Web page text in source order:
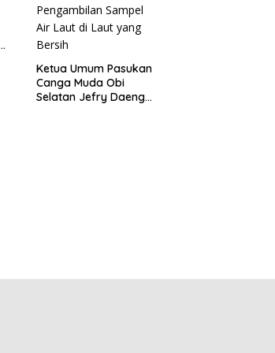
Ketua Umum Pasukan
Canga Muda Obi
Selatan Jefry Daeng